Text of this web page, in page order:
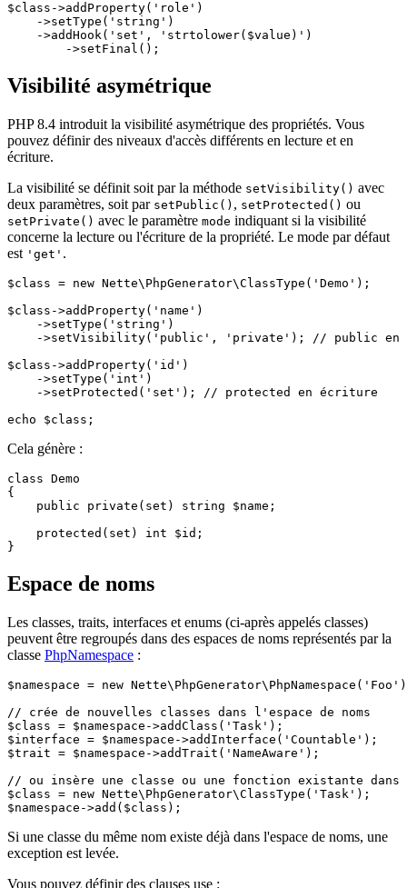
$class->addProperty('role')
    ->setType('string')
    ->addHook('set', 'strtolower($value)')
Visibilité asymétrique
PHP 8.4 introduit la visibilité asymétrique des propriétés. Vous
pouvez définir des niveaux d'accès différents en lecture et en
écriture.
La visibilité se définit soit par la méthode setVisibility() avec
deux paramètres, soit par setPublic() , setProtected() ou
setPrivate() avec le paramètre mode indiquant si la visibilité
concerne la lecture ou l'écriture de la propriété. Le mode par défaut
est 'get' .
$class = new Nette\PhpGenerator\ClassType('Demo');
$class->addProperty('name')
    ->setType('string')
->setVisibility('public', 'private'); // public en
$class->addProperty('id')
    ->setType('int')
    ->setProtected('set'); // protected en écriture
Cela génère :
class Demo
{
    public private(set) string $name;
    protected(set) int $id;
Espace de noms
Les classes, traits, interfaces et enums (ci-après appelés classes)
peuvent être regroupés dans des espaces de noms représentés par la
classe PhpNamespace :
$namespace = new
// crée de nouvelles classes dans l'espace de noms
$class = $namespace->addClass('Task');
$interface = $namespace->addInterface('Countable');
$trait = $namespace->addTrait('NameAware');
// ou insère une classe ou une fonction existante dans
$class = new Nette\PhpGenerator\ClassType('Task');
Si une classe du même nom existe déjà dans l'espace de noms, une
exception est levée.
Vous pouvez définir des clauses use :